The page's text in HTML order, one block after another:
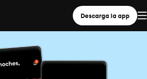
Descarga la app